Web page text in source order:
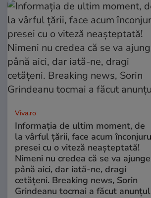
Viva.ro
Informația de ultim moment, de
la vârful țării, face acum
presei cu o viteză neașteptată!
Nimeni nu credea că se va ajunge
până aici, dar iată-ne, dragi
cetățeni. Breaking news, Sorin
Grindeanu tocmai a făcut anunțul